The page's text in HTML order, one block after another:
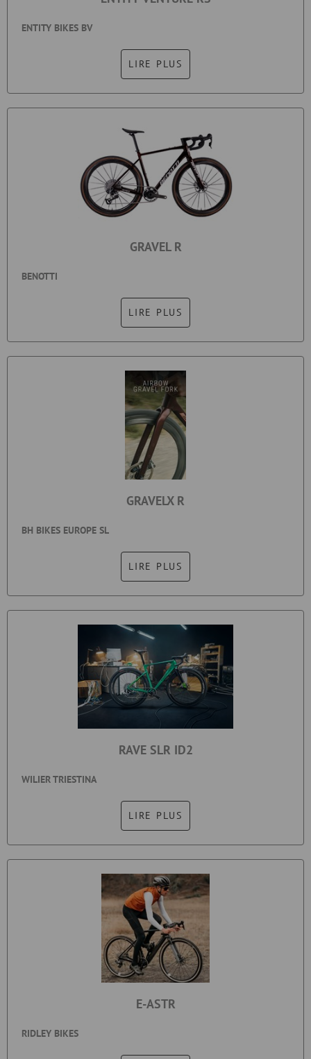
ENTITY BIKES BV
LIRE PLUS
GRAVEL R
BENOTTI
LIRE PLUS
GRAVELX R
BH BIKES EUROPE SL
LIRE PLUS
RAVE SLR ID2
WILIER TRIESTINA
LIRE PLUS
E-ASTR
RIDLEY BIKES